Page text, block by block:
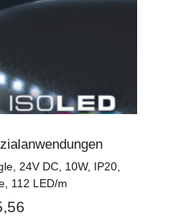
24V DC, 10W, IP20,
112 LED/m